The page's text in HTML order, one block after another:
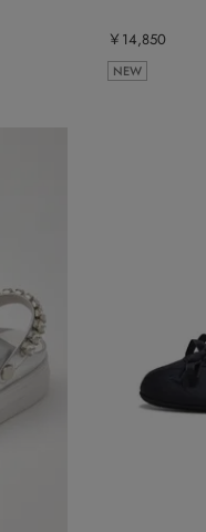
￥14,850
NEW